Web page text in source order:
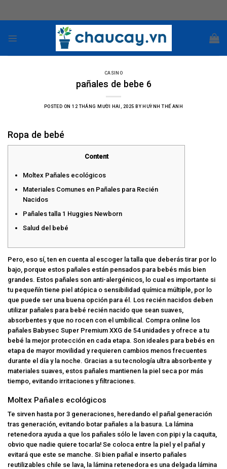
CASINO
pañales de bebe 6
POSTED ON12 THÁNG MƯỜI HAI, 2025 BY HUỲNH THẾ ANH
Ropa de bebé
Content
Moltex Pañales ecológicos
Materiales Comunes en Pañales para Recién
Nacidos
Pañales talla 1 Huggies Newborn
Salud del bebé
Pero, eso sí, ten en cuenta al escoger la talla que deberás tirar por lo
bajo, porque estos pañales están pensados para bebés más bien
grandes. Estos pañales son anti-alergénicos, lo cual es importante si
tu pequeñín tiene piel atópica o sensibilidad química múltiple, por lo
que puede ser una buena opción para él. Los recién nacidos deben
utilizar pañales para bebé recién nacido que sean suaves,
absorbentes y que no rocen con el umbilical. Compra online los
pañales Babysec Super Premium XXG de 54 unidades y ofrece a tu
bebé la mejor protección en cada etapa. Son ideales para bebés en
etapa de mayor movilidad y requieren cambios menos frecuentes
durante el día y la noche. Gracias a su tecnología ultra absorbente y
materiales suaves, estos pañales mantienen la piel seca por más
tiempo, evitando irritaciones y filtraciones.
Moltex Pañales ecológicos
Te sirven hasta por 3 generaciones, heredando el pañal generación
tras generación, evitando botar pañales a la basura. La lámina
retenedora ayuda a que los pañales sólo le laven con pipi y la caquita,
obvio que nadie quiere tocarla! Se coloca entre la piel y el pañal y
evitará que este se manche. Si bien pañal e inserto pañales
reutilizables chile se lava, la lámina retenedora es una delgada lámina